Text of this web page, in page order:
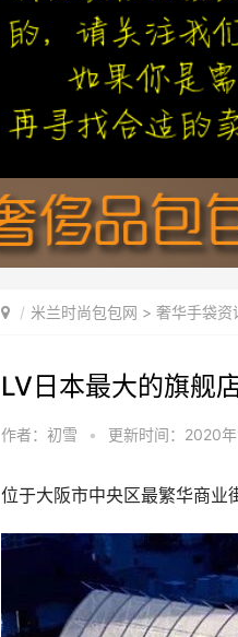
米兰时尚包包网 > 奢华手袋资
LV日本最大的旗舰
作者：初雪 • 更新时间：2020
位于大阪市中央区最繁华商业